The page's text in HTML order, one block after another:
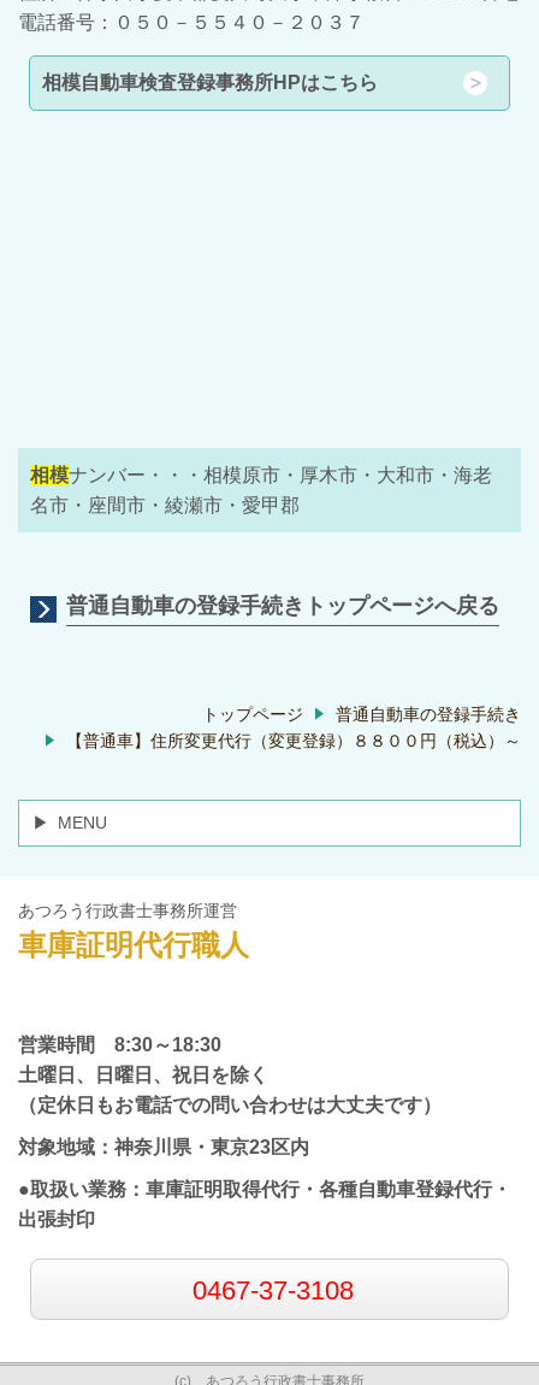
電話番号：０５０－５５４０－２０３７
相模自動車検査登録事務所HPはこちら
相模ナンバー・・・相模原市・厚木市・大和市・海老
名市・座間市・綾瀬市・愛甲郡
普通自動車の登録手続きトップページへ戻る
トップページ
普通自動車の登録手続き
【普通車】住所変更代行（変更登録）８８００円（税込）～
MENU
あつろう行政書士事務所運営
車庫証明代行職人
営業時間 8:30～18:30
土曜日、日曜日、祝日を除く
（定休日もお電話での問い合わせは大丈夫です）
対象地域：神奈川県・東京23区内
●取扱い業務：車庫証明取得代行・各種自動車登録代行・
出張封印
0467-37-3108
(c) あつろう行政書士事務所